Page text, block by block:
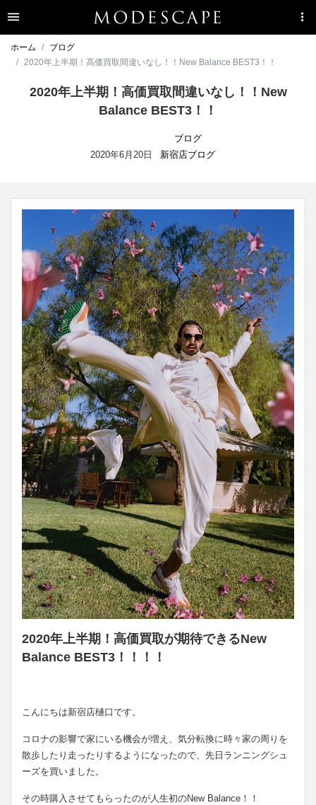
ホーム
ブログ
2020年上半期！高価買取間違いなし！！New Balance BEST3！！
2020年上半期！高価買取間違いなし！！New
Balance BEST3！！
2020年6月20日
ブログ
新宿店ブログ
2020年上半期！高価買取が期待できるNew
Balance BEST3！！！！
こんにちは新宿店樋口です。
コロナの影響で家にいる機会が増え、気分転換に時々家の周りを
散歩したり走ったりするようになったので、先日ランニングシュ
ーズを買いました。
その時購入させてもらったのが人生初のNew Balance！！